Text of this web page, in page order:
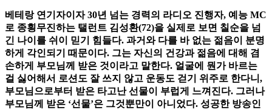
베테랑 연기자이자 30년 넘는 경력의 라디오 진행자, 예능 MC
로 종횡무진하는 탤런트 김성환(72)을 실제로 보면 칠순을 넘
긴 나이를 쉬이 믿기 힘들다. 과거와 다를 바 없는 젊음이 분명
하게 각인되기 때문이다. 그는 자신의 건강과 젊음에 대해 겸
손하게 부모님께 받은 것이라고 말한다. 얼굴에 뭔가 바르는
걸 싫어해서 로션도 잘 쓰지 않고 운동도 걷기 위주로 한다니,
부모님으로부터 받은 타고난 선물이 부럽게 느껴진다. 그러나
부모님께 받은 ‘선물’은 그것뿐만이 아니었다. 성공한 방송인